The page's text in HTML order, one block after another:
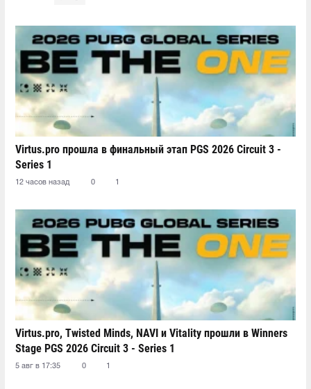
Virtus.pro прошла в финальный этап PGS 2026 Circuit 3 -
Series 1
12 часов назад 0 1
Virtus.pro, Twisted Minds, NAVI и Vitality прошли в Winners
Stage PGS 2026 Circuit 3 - Series 1
5 авг в 17:35 0 1